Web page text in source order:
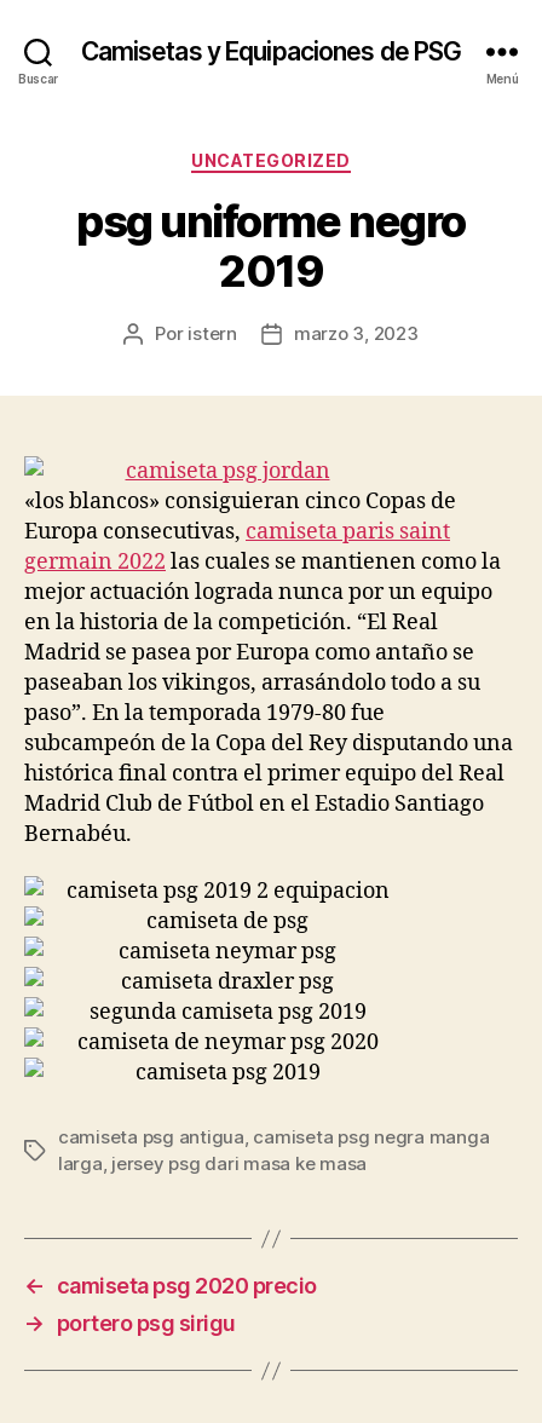
Buscar
Camisetas y Equipaciones de PSG
Menú
Categorías
UNCATEGORIZED
psg uniforme negro
2019
Autor
Por istern
Fechamarzo 3, 2023
«los blancos» consiguieran cinco Copas de
Europa consecutivas, camiseta paris saint
germain 2022 las cuales se mantienen como la
mejor actuación lograda nunca por un equipo
en la historia de la competición. “El Real
Madrid se pasea por Europa como antaño se
paseaban los vikingos, arrasándolo todo a su
paso”. En la temporada 1979-80 fue
subcampeón de la Copa del Rey disputando una
histórica final contra el primer equipo del Real
Madrid Club de Fútbol en el Estadio Santiago
Bernabéu.
Etiquetas
camiseta psg antigua, camiseta psg negra manga
larga, jersey psg dari masa ke masa
←
camiseta psg 2020 precio
→
portero psg sirigu